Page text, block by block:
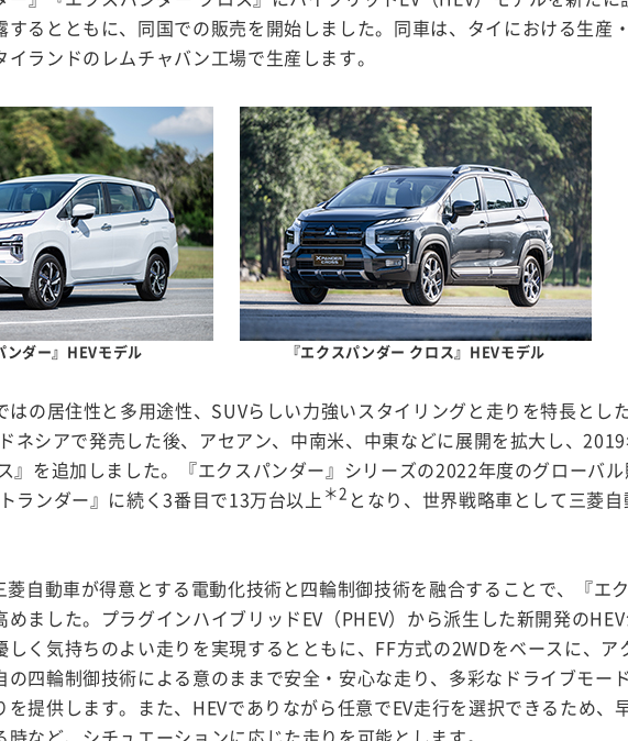
するとともに、同国での販売を開始しました。同車は、タイにおける生産
ランドのレムチャバン工場で生産します。
ンダー』HEVモデル 『エクスパンダー クロス』HEVモデル
はの居住性と多用途性、SUVらしい力強いスタイリングと走りを特長とし
ネシアで発売した後、アセアン、中南米、中東などに展開を拡大し、2019
』を追加しました。『エクスパンダー』シリーズの2022年度のグローバ
ランダー』に続く3番目で13万台以上 ＊2 となり、世界戦略車として三菱自
菱自動車が得意とする電動化技術と四輪制御技術を融合することで、『エ
ました。プラグインハイブリッドEV（PHEV）から派生した新開発の
しく気持ちのよい走りを実現するとともに、FF方式の2WDをベースに、ア
の四輪制御技術による意のままで安全・安心な走り、多彩なドライブモー
提供します。また、HEVでありながら任意でEV走行を選択できるため、